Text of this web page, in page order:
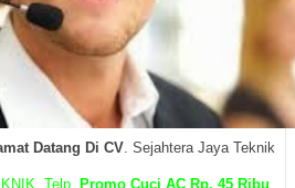
Datang Di CV. Sejahtera Jaya Teknik
Telp . Promo Cuci AC Rp. 45 Ribu